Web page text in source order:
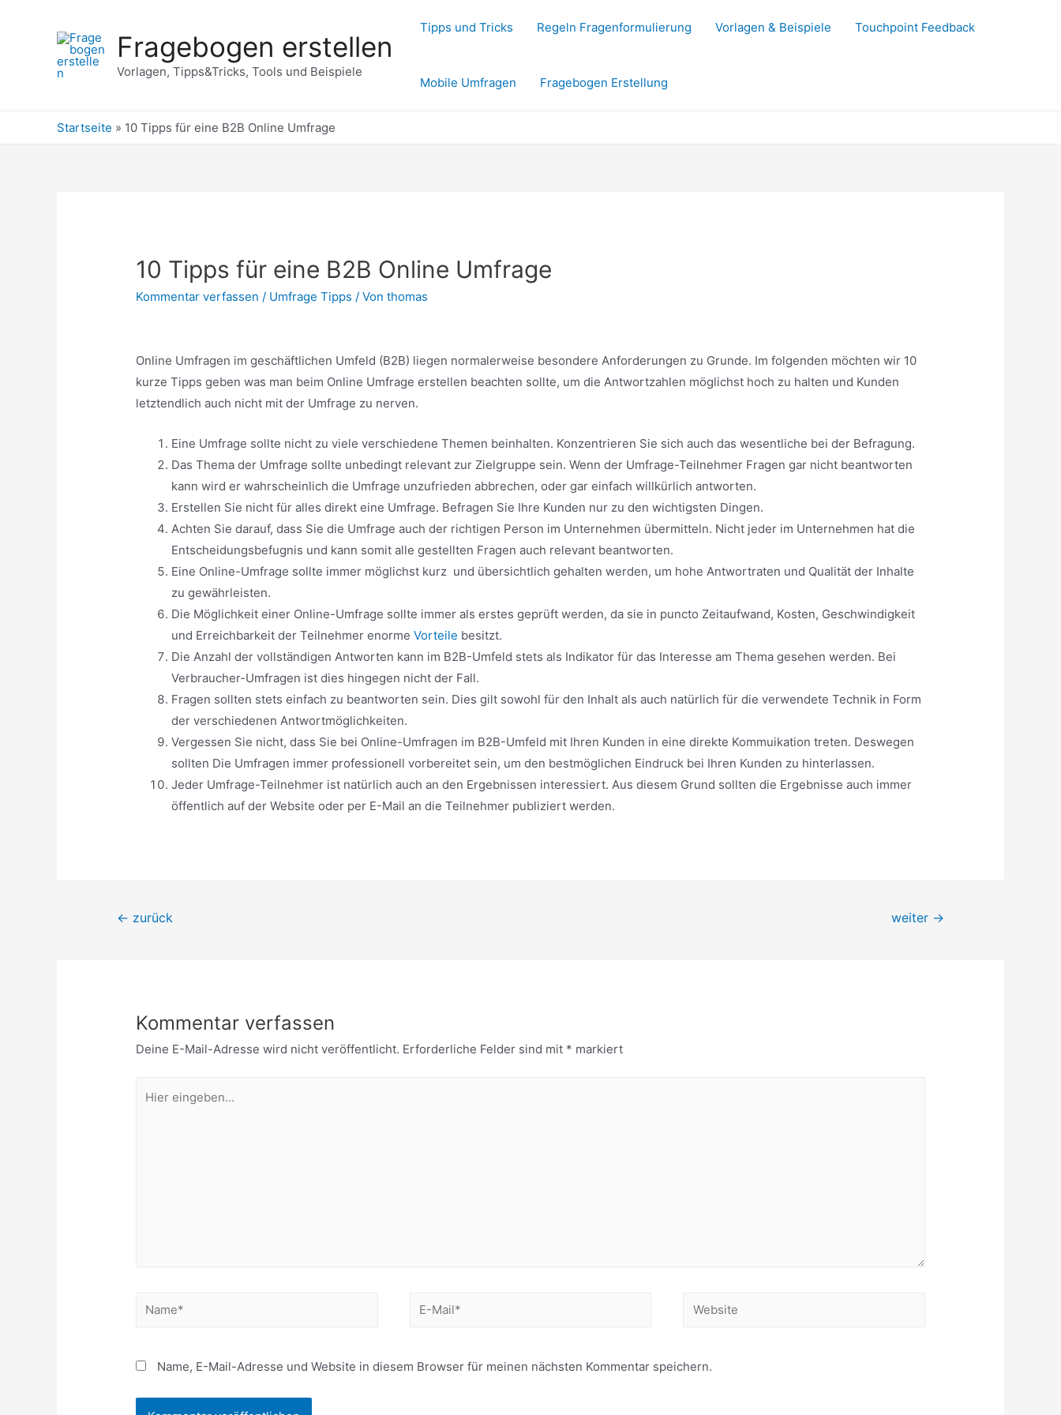
Fragebogen erstellen
Vorlagen, Tipps&Tricks, Tools und Beispiele
Tipps und Tricks Regeln Fragenformulierung Vorlagen & Beispiele Touchpoint Feedback
Mobile Umfragen Fragebogen Erstellung
Startseite » 10 Tipps für eine B2B Online Umfrage
10 Tipps für eine B2B Online Umfrage
Kommentar verfassen / Umfrage Tipps / Vonthomas
Online Umfragen im geschäftlichen Umfeld (B2B) liegen normalerweise besondere Anforderungen zu Grunde. Im folgenden möchten wir 10
kurze Tipps geben was man beim Online Umfrage erstellen beachten sollte, um die Antwortzahlen möglichst hoch zu halten und Kunden
letztendlich auch nicht mit der Umfrage zu nerven.
Eine Umfrage sollte nicht zu viele verschiedene Themen beinhalten. Konzentrieren Sie sich auch das wesentliche bei der Befragung.
Das Thema der Umfrage sollte unbedingt relevant zur Zielgruppe sein. Wenn der Umfrage-Teilnehmer Fragen gar nicht beantworten
kann wird er wahrscheinlich die Umfrage unzufrieden abbrechen, oder gar einfach willkürlich antworten.
Erstellen Sie nicht für alles direkt eine Umfrage. Befragen Sie Ihre Kunden nur zu den wichtigsten Dingen.
Achten Sie darauf, dass Sie die Umfrage auch der richtigen Person im Unternehmen übermitteln. Nicht jeder im Unternehmen hat die
Entscheidungsbefugnis und kann somit alle gestellten Fragen auch relevant beantworten.
Eine Online-Umfrage sollte immer möglichst kurz und übersichtlich gehalten werden, um hohe Antwortraten und Qualität der Inhalte
zu gewährleisten.
Die Möglichkeit einer Online-Umfrage sollte immer als erstes geprüft werden, da sie in puncto Zeitaufwand, Kosten, Geschwindigkeit
und Erreichbarkeit der Teilnehmer enormeVorteile besitzt.
Die Anzahl der vollständigen Antworten kann im B2B-Umfeld stets als Indikator für das Interesse am Thema gesehen werden. Bei
Verbraucher-Umfragen ist dies hingegen nicht der Fall.
Fragen sollten stets einfach zu beantworten sein. Dies gilt sowohl für den Inhalt als auch natürlich für die verwendete Technik in Form
der verschiedenen Antwortmöglichkeiten.
Vergessen Sie nicht, dass Sie bei Online-Umfragen im B2B-Umfeld mit Ihren Kunden in eine direkte Kommuikation treten. Deswegen
sollten Die Umfragen immer professionell vorbereitet sein, um den bestmöglichen Eindruck bei Ihren Kunden zu hinterlassen.
Jeder Umfrage-Teilnehmer ist natürlich auch an den Ergebnissen interessiert. Aus diesem Grund sollten die Ergebnisse auch immer
öffentlich auf der Website oder per E-Mail an die Teilnehmer publiziert werden.
Beitragsnavigation
← zurück weiter →
Kommentar verfassen
Deine E-Mail-Adresse wird nicht veröffentlicht. Erforderliche Felder sind mit * markiert
eingeben…
Name*
E-
Website
Name, E-Mail-Adresse und Website in diesem Browser für meinen nächsten Kommentar speichern.